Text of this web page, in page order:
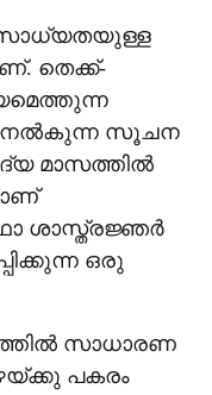
സാധ്യതയുള്ള
തെക്ക്-
നൽകുന്ന സൂചന
മാസത്തിൽ
ശാസ്ത്രജ്ഞർ
ഒരു
സാധാരണ
മഴയ്ക്കു പകരം